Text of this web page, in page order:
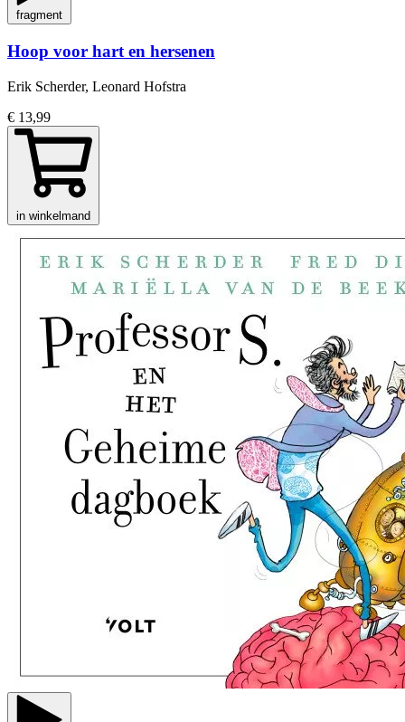
fragment
Hoop voor hart en hersenen
Erik Scherder, Leonard Hofstra
€ 13,99
in winkelmand